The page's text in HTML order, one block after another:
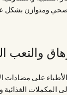
صحي ومتوازن بشكل
والتعب
الأطباء على
المكملات